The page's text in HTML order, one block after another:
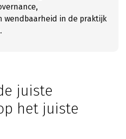
wendbaarheid in de praktijk
juiste
het juiste